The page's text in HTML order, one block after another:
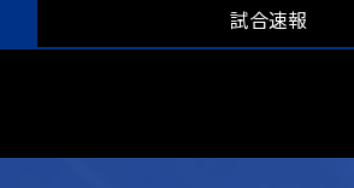
試合速報